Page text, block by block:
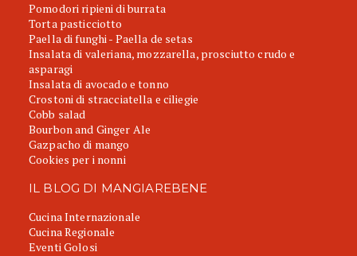
Pomodori ripieni di burrata
Torta pasticciotto
Paella di funghi - Paella de setas
Insalata di valeriana, mozzarella, prosciutto crudo e
asparagi
Insalata di avocado e tonno
Crostoni di stracciatella e ciliegie
Cobb salad
Bourbon and Ginger Ale
Gazpacho di mango
Cookies per i nonni
IL BLOG DI MANGIAREBENE
Cucina Internazionale
Cucina Regionale
Eventi Golosi